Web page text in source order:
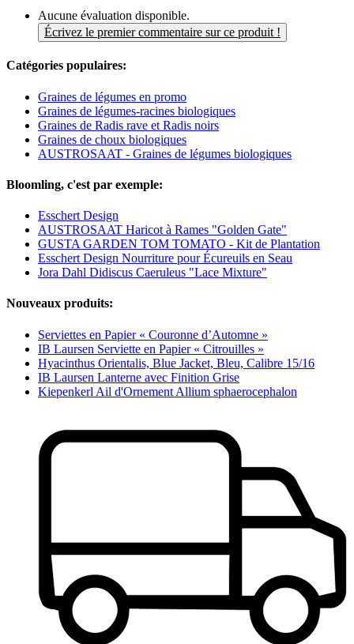
Aucune évaluation disponible.
Écrivez le premier commentaire sur ce produit !
Catégories populaires:
Graines de légumes en promo
Graines de légumes-racines biologiques
Graines de Radis rave et Radis noirs
Graines de choux biologiques
AUSTROSAAT - Graines de légumes biologiques
Bloomling, c'est par exemple:
Esschert Design
AUSTROSAAT Haricot à Rames "Golden Gate"
GUSTA GARDEN TOM TOMATO - Kit de Plantation
Esschert Design Nourriture pour Écureuils en Seau
Jora Dahl Didiscus Caeruleus "Lace Mixture"
Nouveaux produits:
Serviettes en Papier « Couronne d’Automne »
IB Laursen Serviette en Papier « Citrouilles »
Hyacinthus Orientalis, Blue Jacket, Bleu, Calibre 15/16
IB Laursen Lanterne avec Finition Grise
Kiepenkerl Ail d'Ornement Allium sphaerocephalon